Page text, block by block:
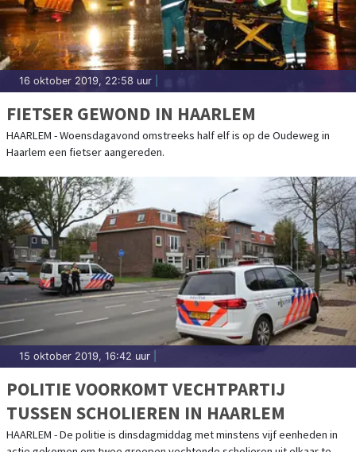
16 oktober 2019, 22:58 uur
FIETSER GEWOND IN HAARLEM
HAARLEM - Woensdagavond omstreeks half elf is op de Oudeweg in
Haarlem een fietser aangereden.
15 oktober 2019, 16:42 uur
POLITIE VOORKOMT VECHTPARTIJ
TUSSEN SCHOLIEREN IN HAARLEM
HAARLEM - De politie is dinsdagmiddag met minstens vijf eenheden in